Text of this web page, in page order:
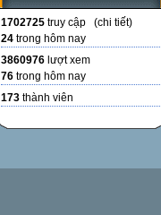
1702725 truy cập (chi tiết)
24 trong hôm nay
3860976 lượt xem
76 trong hôm nay
173 thành viên